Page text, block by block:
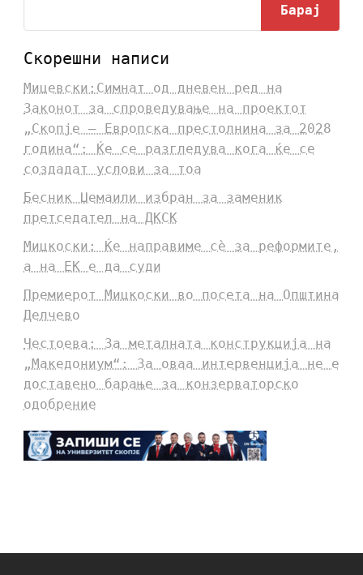
Барај
Скорешни написи
Мицевски:Симнат од дневен ред на
Законот за спроведување на проектот
„Скопје – Европска престолнина за 2028
година“: Ќе се разгледува кога ќе се
создадат услови за тоа
Бесник Џемаили избран за заменик
претседател на ДКСК
Мицкоски: Ќе направиме сè за реформите,
а на ЕК е да суди
Премиерот Мицкоски во посета на Општина
Делчево
Честоева: За металната конструкција на
„Македониум“: За оваа интервенција не е
доставено барање за конзерваторско
одобрение